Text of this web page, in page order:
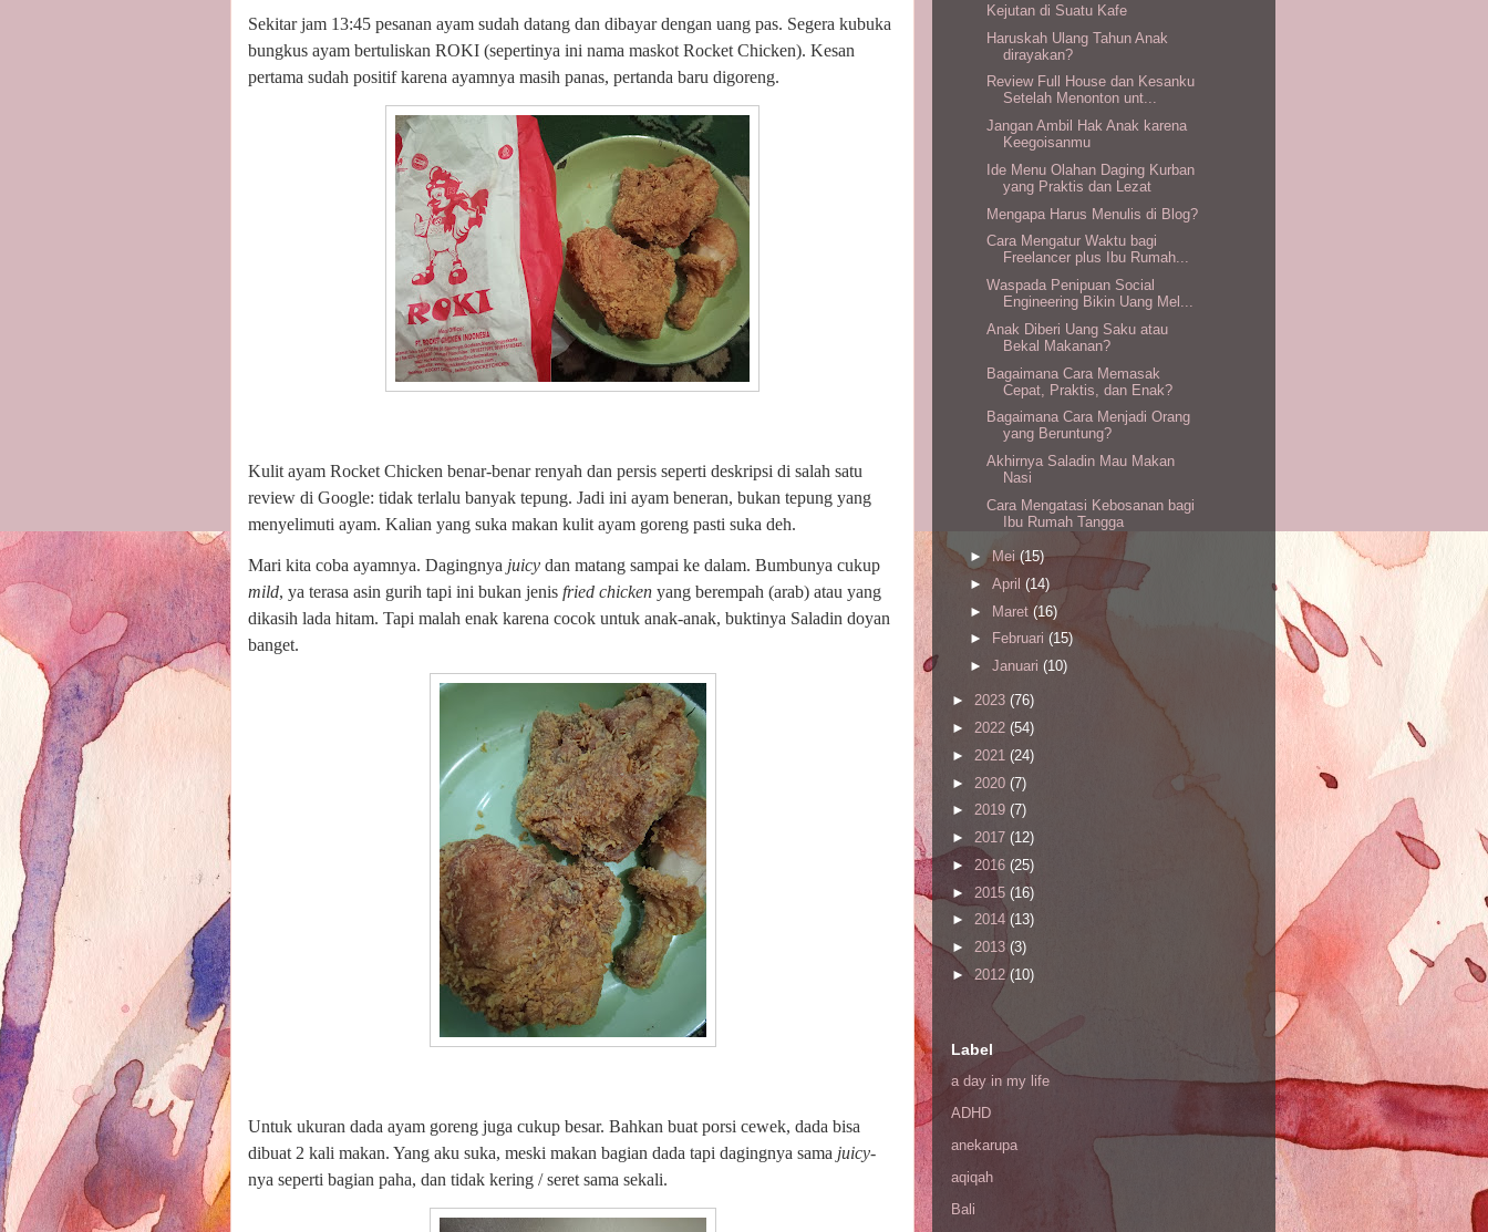
Sekitar jam 13:45 pesanan ayam sudah datang dan dibayar dengan uang pas. Segera kubuka
bungkus ayam bertuliskan ROKI (sepertinya ini nama maskot Rocket Chicken). Kesan
pertama sudah positif karena ayamnya masih panas, pertanda baru digoreng.
Kulit ayam Rocket Chicken benar-benar renyah dan persis seperti deskripsi di salah satu
review di Google: tidak terlalu banyak tepung. Jadi ini ayam beneran, bukan tepung yang
menyelimuti ayam. Kalian yang suka makan kulit ayam goreng pasti suka deh.
Mari kita coba ayamnya. Dagingnya juicy dan matang sampai ke dalam. Bumbunya cukup
mild, ya terasa asin gurih tapi ini bukan jenis fried chicken yang berempah (arab) atau yang
dikasih lada hitam. Tapi malah enak karena cocok untuk anak-anak, buktinya Saladin doyan
banget.
Untuk ukuran dada ayam goreng juga cukup besar. Bahkan buat porsi cewek, dada bisa
dibuat 2 kali makan. Yang aku suka, meski makan bagian dada tapi dagingnya sama juicy-
nya seperti bagian paha, dan tidak kering / seret sama sekali.
Kejutan di Suatu Kafe
Haruskah Ulang Tahun Anak
dirayakan?
Review Full House dan Kesanku
Setelah Menonton unt...
Jangan Ambil Hak Anak karena
Keegoisanmu
Ide Menu Olahan Daging Kurban
yang Praktis dan Lezat
Mengapa Harus Menulis di Blog?
Cara Mengatur Waktu bagi
Freelancer plus Ibu Rumah...
Waspada Penipuan Social
Engineering Bikin Uang Mel...
Anak Diberi Uang Saku atau
Bekal Makanan?
Bagaimana Cara Memasak
Cepat, Praktis, dan Enak?
Bagaimana Cara Menjadi Orang
yang Beruntung?
Akhirnya Saladin Mau Makan
Nasi
Cara Mengatasi Kebosanan bagi
Ibu Rumah Tangga
►Mei(15)
► April (14)
► Maret (16)
►
Februari (15)
► Januari (10)
► 2023 (76)
► 2022 (54)
► 2021 (24)
► 2020 (7)
► 2019 (7)
► 2017 (12)
► 2016 (25)
► 2015 (16)
► 2014 (13)
► 2013(3)
►2012(10)
Label
a day in my life
ADHD
anekarupa
aqiqah
Bali